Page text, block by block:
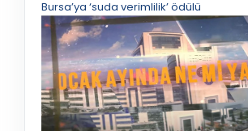
Bursa’ya ‘suda verimlilik’ ödülü